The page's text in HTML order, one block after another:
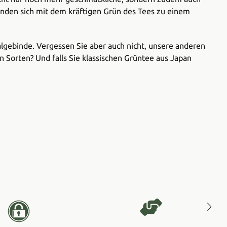
sich mit dem kräftigen Grün des Tees zu einem
Vergessen Sie aber auch nicht, unsere anderen
Und falls Sie klassischen Grüntee aus Japan